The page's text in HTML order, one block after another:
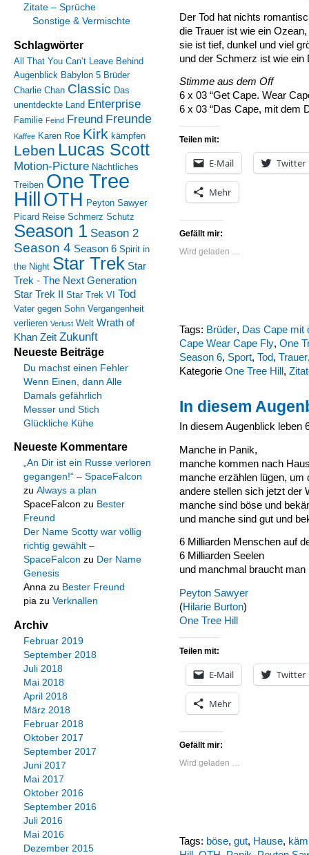
Der Tod hat nichts
die Trauer ist wie ein Ozean,
sie ist tief, dunkel und viel
und der Schmerz ist wie ein
Stimme aus dem Off
6 x 03 “Get Cape. Wear
6 x 03 “Das Cape, mit dem
Teilen mit:
E-Mail Twitter
Mehr
Gefällt mir:
Wird geladen …
Tags: Brüder, Das Cape mit
Cape Wear Cape Fly, One
Season 6, Sport, Tod, Trauer
Kategorie One Tree Hill,
In diesem
In diesem Augenblick leben
Manche in Panik,
manche kommen nach
manche erzählen lügen, um
andere stellen sich jetzt der
manche sind böse und
und manche sind gut und
6 Milliarden Menschen auf
6 Milliarden Seelen
und manchmal braucht man
Peyton Sawyer
(Hilarie Burton)
One Tree Hill
Teilen mit:
E-Mail Twitter
Mehr
Gefällt mir:
Wird geladen …
Tags: böse, gut, Hause,
Zitate – Sprüche
Sonstige & Vermischte
Schlagwörter
All That You Can’t Leave Behind
Augenblick Babylon 5 Brüder
Charlie Chan Classic Das
unentdeckte Land Enterprise
Familie Feind Freund Freunde
Kaffee Karen Roe Kirk kämpfen
Leben Lucas Scott
Motion-Picture Nächtliches
Treiben One Tree
Hill OTH Peyton Sawyer
Picard Reise Schmerz Schutz
Season 1 Season 2
Season 4 Season 6 Spirit in
the Night Star Trek Star
Trek - The Next Generation
Star Trek II Star Trek VI Tod
Vater gegen Sohn Vergangenheit
verlieren Verlust Welt Wrath of
Khan Zeit Zukunft
Neueste Beiträge
Du machst einen Fehler
Wenn Einen, dann Alle
Damals gefährlich
Messer und Stich
Glückliche Kühe
Neueste Kommentare
„An Dir ist ein Russe verloren
gegangen!“ – SpaceFalcon
zu Always a plan
SpaceFalcon zu Bester
Freund
Der Name Scotty war völlig
richtig gewählt –
SpaceFalcon zu Der Name
Genesis
Annazu Bester Freund
piazu Verknallen
Archiv
Februar 2019
September 2018
Juli 2018
Mai 2018
April 2018
März 2018
Februar 2018
Oktober 2017
September 2017
Juni 2017
Mai 2017
Oktober 2016
September 2016
Juli 2016
Mai 2016
Dezember 2015